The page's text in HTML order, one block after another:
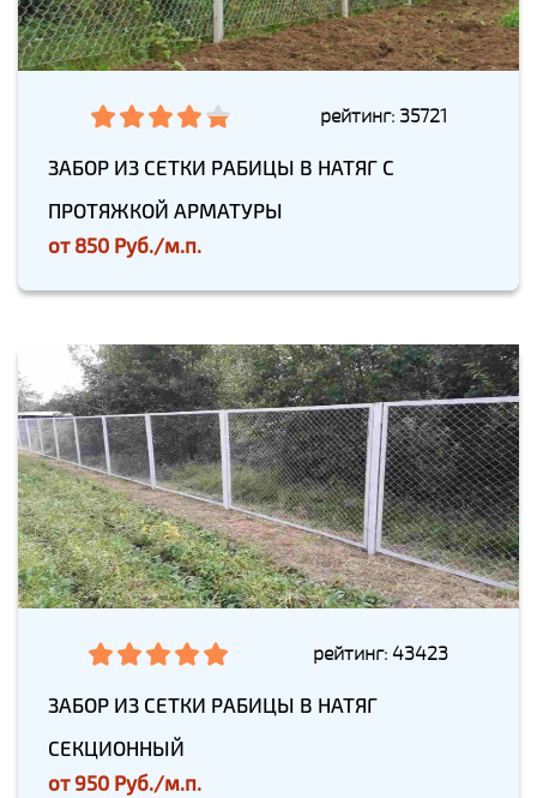
рейтинг: 35721
ЗАБОР ИЗ СЕТКИ РАБИЦЫ В НАТЯГ С
ПРОТЯЖКОЙ АРМАТУРЫ
от850 Руб./м.п.
рейтинг: 43423
ЗАБОР ИЗ СЕТКИ РАБИЦЫ В НАТЯГ
СЕКЦИОННЫЙ
от950 Руб./м.п.